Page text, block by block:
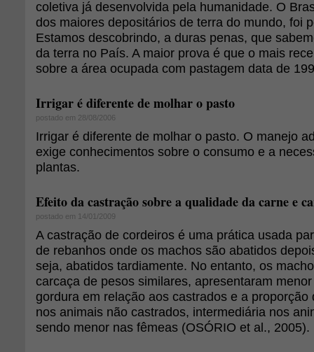
coletiva já desenvolvida pela humanidade. O
dos maiores depositários de terra do mundo, foi
Estamos descobrindo, a duras penas, que
da terra no País. A maior prova é que o mais
sobre a área ocupada com pastagem data de
Irrigar é diferente de molhar o pasto
postado em 28/08/2006
Irrigar é diferente de molhar o pasto. O manejo
exige conhecimentos sobre o consumo e a
plantas.
Efeito da castração sobre a qualidade da carne e
postado em 14/01/2009
A castração de cordeiros é uma prática usada
de rebanhos onde os machos são abatidos
seja, abatidos tardiamente. No entanto, os
carcaça de pesos similares, apresentaram
gordura em relação aos castrados e a proporção
nos animais não castrados, intermediária nos
sendo menor nas fêmeas (OSÓRIO et al., 2005).